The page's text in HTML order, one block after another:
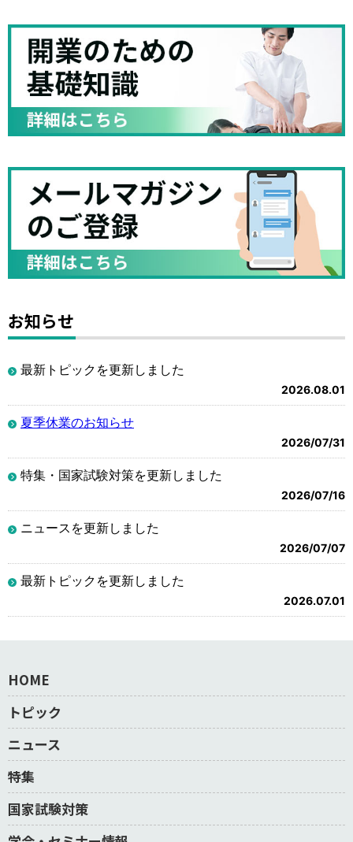
お知らせ
最新トピックを更新しました
2026.08.01
夏季休業のお知らせ
2026/07/31
特集・国家試験対策を更新しました
2026/07/16
ニュースを更新しました
2026/07/07
最新トピックを更新しました
2026.07.01
HOME
トピック
ニュース
特集
国家試験対策